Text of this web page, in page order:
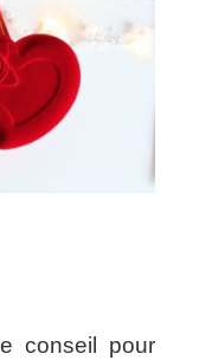
conseil pour